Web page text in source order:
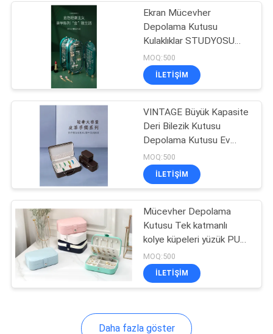
Fermuarlı Banka
Çantaları
Tuvalet Yıkama
Torbası
23
Dokuma Olmayan
Çantası
Ekran Mücevher
Depolama Kutusu
Kulaklıklar STUDYOSU
Kulaklıklar Kolye El
Mücevher Kutusu Ev Çok
Fonksiyonlu Katlanabilir
MOQ:500
ILETIŞIM
VINTAGE Büyük Kapasite
Deri Bilezik Kutusu
Depolama Kutusu Ev
Kullanımı Taşınabilir
Yeşim Bilezik Depolama
Kutusu Çoklu
MOQ:500
ILETIŞIM
Mücevher Depolama
Kutusu Tek katmanlı
kolye küpeleri yüzük PU
mücevher kutusu
AMAZON taşınabilir
mücevher kutusu evin
MOQ:500
ILETIŞIM
Daha fazla göster